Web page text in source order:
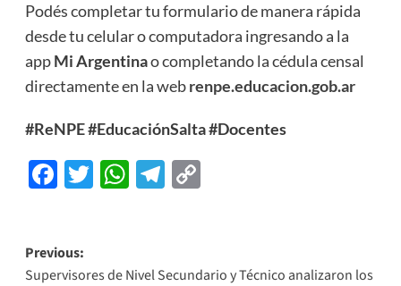
Podés completar tu formulario de manera rápida
desde tu celular o computadora ingresando a la
appMi Argentinao completando la cédula censal
directamente en la webrenpe.educacion.gob.ar
#ReNPE#EducaciónSalta#Docentes
Facebook
Twitter
WhatsApp
Telegram
Copy
Previous:
Supervisores de Nivel Secundario y Técnico analizaron los